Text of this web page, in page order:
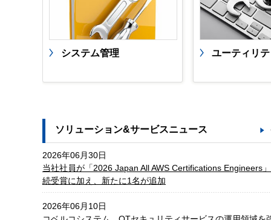
システム管理 ユーティリ
ソリューション&サービスニュース
2026年06月30日
当社社員が「2026 Japan All AWS Certifications Engineers
続受賞に加え、新たに1名が追加
2026年06月10日